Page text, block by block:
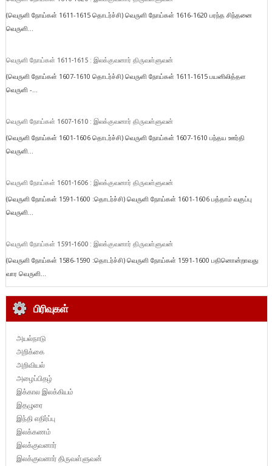
(வெருளி நோய்கள் 1611-1615 தொடர்ச்சி) வெருளி நோய்கள் 1616-1620 பரந்த சிந்தனை
வெருளி...
வெருளி நோய்கள் 1611-1615 : இலக்குவனார் திருவள்ளுவன்
(வெருளி நோய்கள் 1607-1610 தொடர்ச்சி) வெருளி நோய்கள் 1611-1615 பயனிலித்தள
வெருளி -...
வெருளி நோய்கள் 1607-1610 : இலக்குவனார் திருவள்ளுவன்
(வெருளி நோய்கள் 1601-1606 தொடர்ச்சி) வெருளி நோய்கள் 1607-1610 பந்தய ஊர்தி
வெருளி...
வெருளி நோய்கள் 1601-1606 : இலக்குவனார் திருவள்ளுவன்
(வெருளி நோய்கள் 1591-1600 :தொடர்ச்சி) வெருளி நோய்கள் 1601-1606 பத்தாம் வகுப்பு
வெருளி...
வெருளி நோய்கள் 1591-1600 : இலக்குவனார் திருவள்ளுவன்
(வெருளி நோய்கள் 1586-1590 :தொடர்ச்சி) வெருளி நோய்கள் 1591-1600 பதினொன்றாவது
வார வெருளி...
பிரிவுகள்
அயல்நாடு
அறிக்கை
அறிவியல்
அழைப்பிதழ்
இக்கால இலக்கியம்
இதழுரை
இந்தி எதிர்ப்பு
இலக்கணம்
இலக்குவனார்
இலக்குவனார் திருவள்ளுவன்